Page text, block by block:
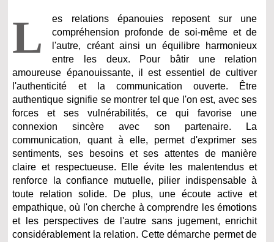
L
es relations épanouies reposent sur une
compréhension profonde de soi-même et de
l'autre, créant ainsi un équilibre harmonieux
entre les deux. Pour bâtir une relation
amoureuse épanouissante, il est essentiel de cultiver
l'authenticité et la communication ouverte. Être
authentique signifie se montrer tel que l'on est, avec ses
forces et ses vulnérabilités, ce qui favorise une
connexion sincère avec son partenaire. La
communication, quant à elle, permet d'exprimer ses
sentiments, ses besoins et ses attentes de manière
claire et respectueuse. Elle évite les malentendus et
renforce la confiance mutuelle, pilier indispensable à
toute relation solide. De plus, une écoute active et
empathique, où l'on cherche à comprendre les émotions
et les perspectives de l'autre sans jugement, enrichit
considérablement la relation. Cette démarche permet de